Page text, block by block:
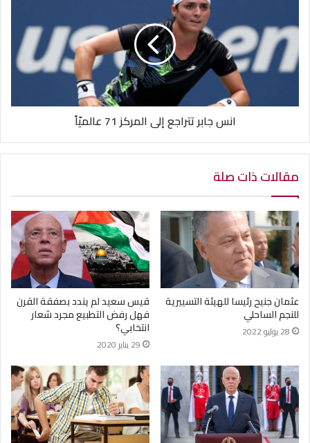
انس جابر تتراجع إلى المركز 71 عالميّاً
مقالات ذات صلة
عثمان جنيح رئيسا للهيئة التسييرية
للنجم الساحلي
28 يوليو 2022
قيس سعيد لم يندد بصفقة القرن
فهل رفض التطبيع مجرد شعار
انتخابي؟
29 يناير 2020